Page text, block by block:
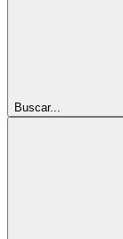
Buscar...